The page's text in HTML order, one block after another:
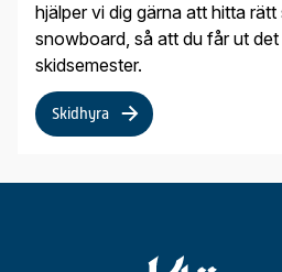
hjälper vi dig gärna att hitta rätt
snowboard, så att du får ut
skidsemester.
Skidhyra